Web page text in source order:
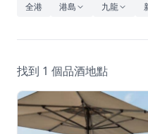
休閒
音樂
全港 港島 九龍
找到 1 個品酒地點